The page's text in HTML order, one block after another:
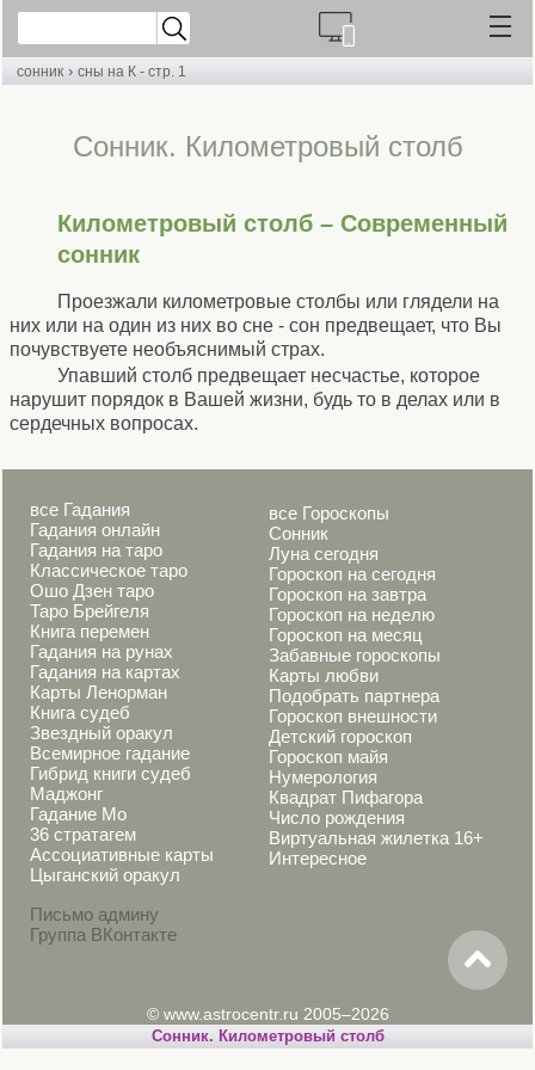
сонник › сны на К - стр. 1
Cонник. Километровый столб
Километровый столб – Современный
сонник
Проезжали километровые столбы или глядели на
них или на один из них во сне - сон предвещает, что Вы
почувствуете необъяснимый страх.
Упавший столб предвещает несчастье, которое
нарушит порядок в Вашей жизни, будь то в делах или в
сердечных вопросах.
все Гадания
Гадания онлайн
Гадания на таро
Классическое таро
Ошо Дзен таро
Таро Брейгеля
Книга перемен
Гадания на рунах
Гадания на картах
Карты Ленорман
Книга судеб
Звездный оракул
Всемирное гадание
Гибрид книги судеб
Маджонг
Гадание Мо
36 стратагем
Ассоциативные карты
Цыганский оракул
Письмо админу
Группа ВКонтакте
все Гороскопы
Сонник
Луна сегодня
Гороскоп на сегодня
Гороскоп на завтра
Гороскоп на неделю
Гороскоп на месяц
Забавные гороскопы
Карты любви
Подобрать партнера
Гороскоп внешности
Детский гороскоп
Гороскоп майя
Нумерология
Квадрат Пифагора
Число рождения
Виртуальная жилетка 16+
Интересное
© www.astrocentr.ru 2005–2026
Cонник. Километровый столб